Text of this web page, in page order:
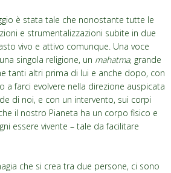
è stata tale che nonostante tutte le
e strumentalizzazioni subite in due
vivo e attivo comunque. Una voce
singola religione, un mahatma, grande
tanti altri prima di lui e anche dopo, con
a farci evolvere nella direzione auspicata
di noi, e con un intervento, sui corpi
il nostro Pianeta ha un corpo fisico e
essere vivente – tale da facilitare
che si crea tra due persone, ci sono